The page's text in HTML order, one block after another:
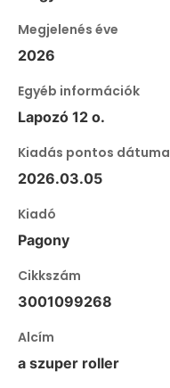
Megjelenés éve
2026
Egyéb információk
Lapozó 12 o.
Kiadás pontos dátuma
2026.03.05
Kiadó
Pagony
Cikkszám
3001099268
Alcím
a szuper roller